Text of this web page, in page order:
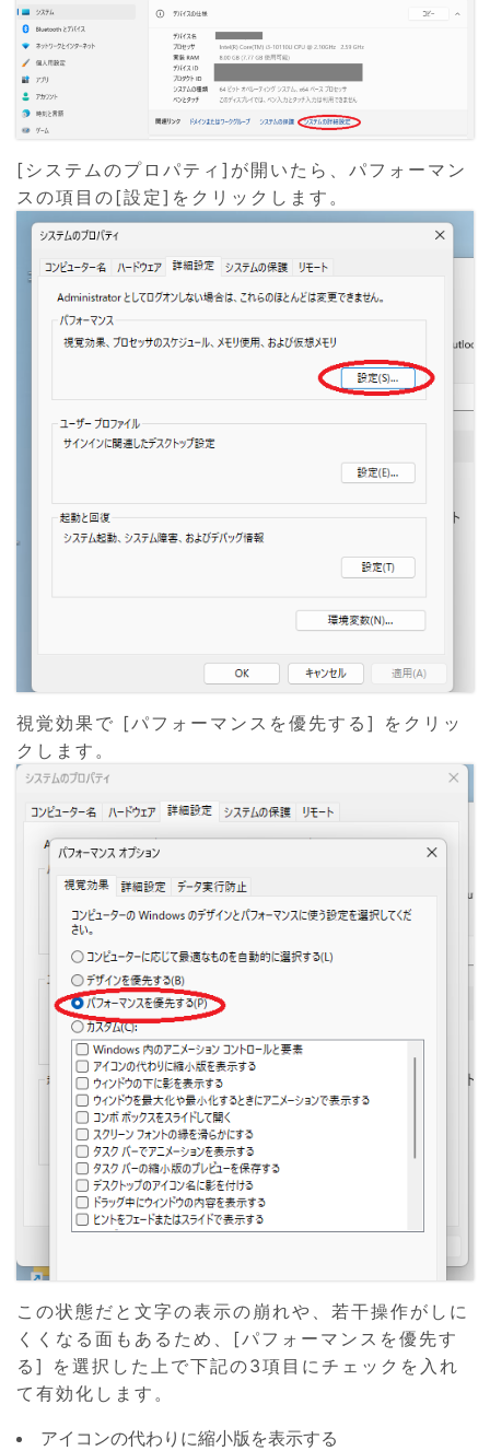
[システムのプロパティ]が開いたら、パフォーマン
スの項目の[設定]をクリックします。
視覚効果で [パフォーマンスを優先する] をクリッ
クします。
この状態だと文字の表示の崩れや、若干操作がしに
くくなる面もあるため、[パフォーマンスを優先す
る] を選択した上で下記の3項目にチェックを入れ
て有効化します。
アイコンの代わりに縮小版を表示する